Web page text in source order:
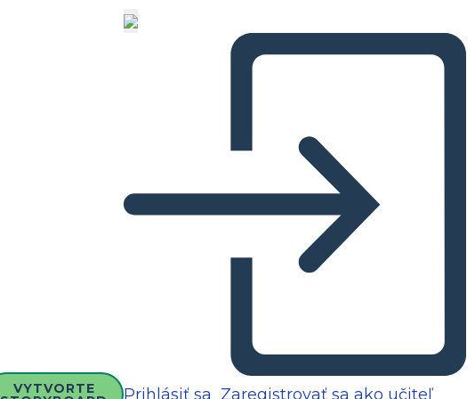
VYTVORTE Prihlásiť sa Zaregistrovať sa ako učiteľ